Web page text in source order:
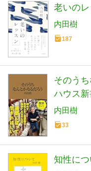
老いの
内田樹
187
そのう
ハウス新
内田樹
33
知性につ